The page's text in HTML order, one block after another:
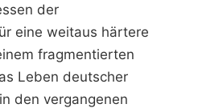
der
eine weitaus härtere
fragmentierten
Leben deutscher
den vergangenen